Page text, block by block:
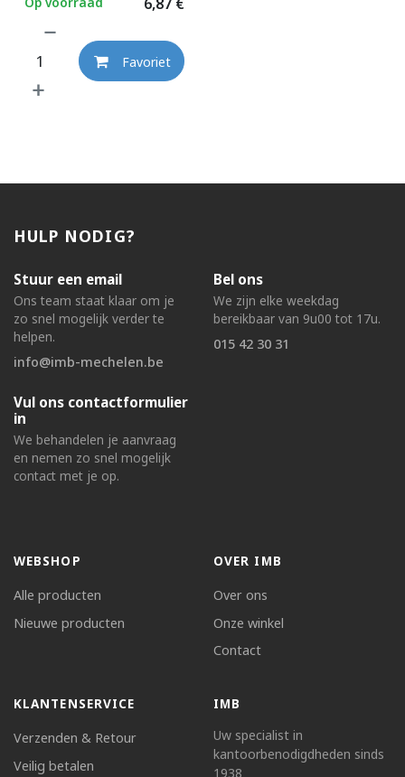
Favoriet
HULP NODIG?
Stuur een email
Ons team staat klaar om je
zo snel mogelijk verder te
helpen.
info@imb-mechelen.be
Bel ons
We zijn elke weekdag
bereikbaar van 9u00 tot 17u.
015 42 30 31
Vul ons contactformulier
in
We behandelen je aanvraag
en nemen zo snel mogelijk
contact met je op.
WEBSHOP
Alle producten
Nieuwe producten
OVER IMB
Over ons
Onze winkel
Contact
KLANTENSERVICE
Verzenden & Retour
Veilig betalen
IMB
Uw specialist in
kantoorbenodigdheden sinds
1938